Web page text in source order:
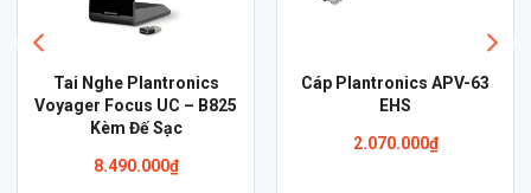
Cáp Plantronics APV-63
EHS
2.070.000
TAI NGHE PLANTRONICS
SAVI W720-M
11.400.000₫